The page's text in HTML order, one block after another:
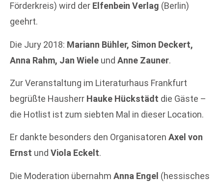
Förderkreis) wird der Elfenbein Verlag (Berlin)
geehrt.
Die Jury 2018: Mariann Bühler, Simon Deckert,
Anna Rahm, Jan Wiele und Anne Zauner.
Zur Veranstaltung im Literaturhaus Frankfurt
begrüßte Hausherr Hauke Hückstädt die Gäste –
die Hotlist ist zum siebten Mal in dieser Location.
Er dankte besonders den Organisatoren Axel von
Ernst und Viola Eckelt.
Die Moderation übernahm Anna Engel (hessisches